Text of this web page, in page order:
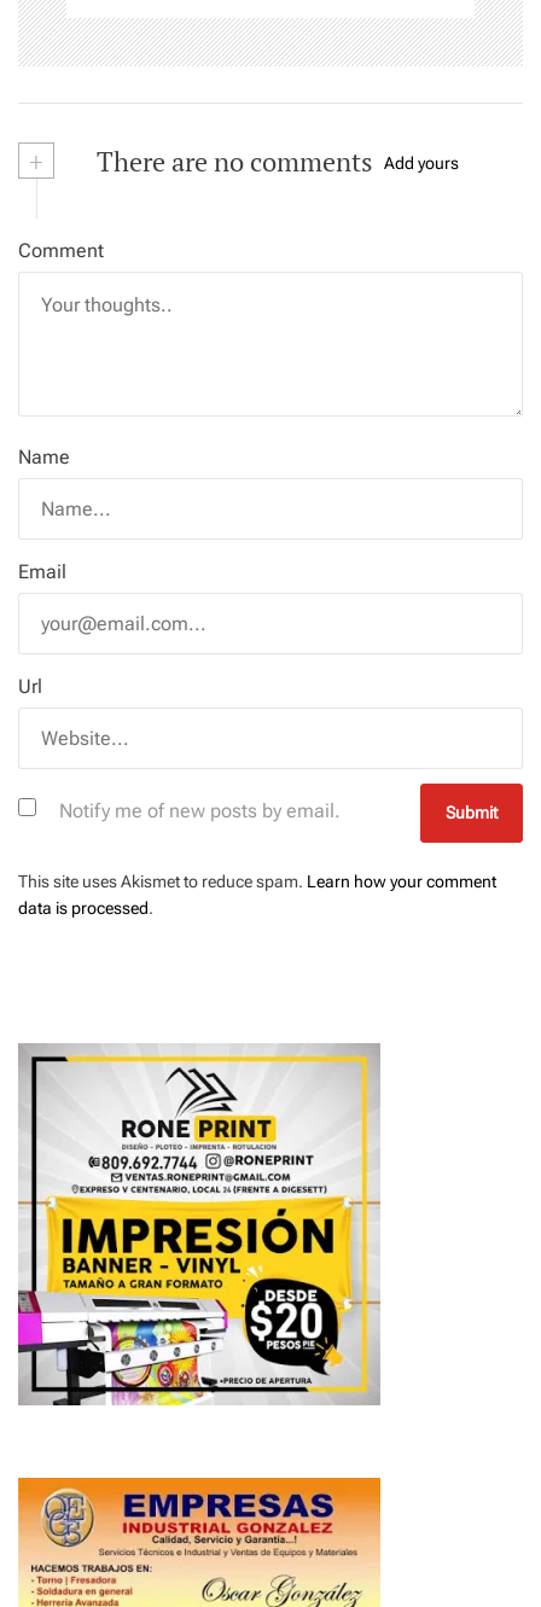
+ There are no comments Add yours
Comment
Name
Email
Url
Notify me of new posts by email.
This site uses Akismet to reduce spam. Learn how your comment
data is processed.